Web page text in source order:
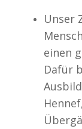
Unser
einen
Dafür